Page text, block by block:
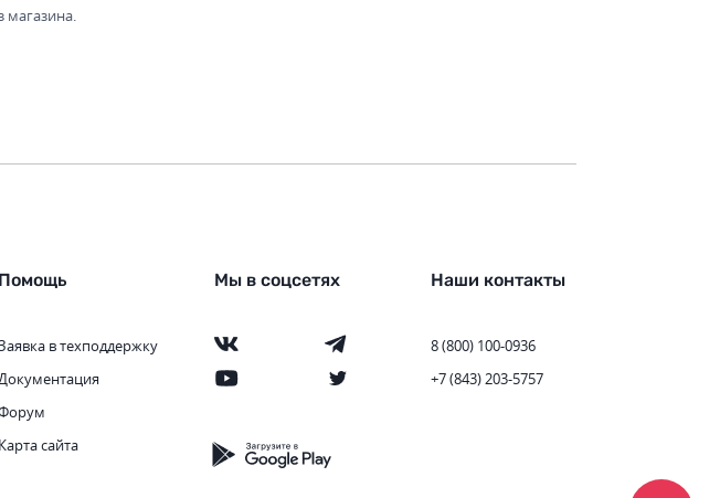
магазина.
Помощь
в техподдержку
Карта сайта
Мы в соцсетях Наши контакты
8 (800) 100-0936
+7 (843) 203-5757